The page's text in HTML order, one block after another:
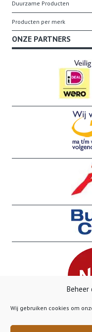
Beheer
Wij gebruiken cookies om
Duurzame Producten
Producten per merk
ONZE PARTNERS